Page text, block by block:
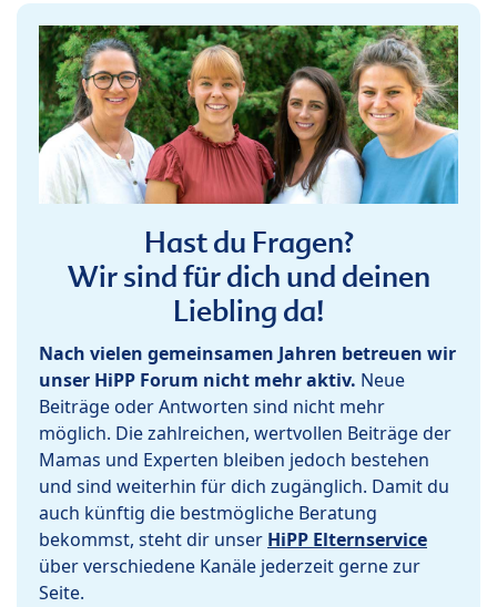
Hast du Fragen?
Wir sind für dich und deinen
Liebling da!
Nach vielen gemeinsamen Jahren betreuen wir
unser HiPP Forum nicht mehr aktiv. Neue
Beiträge oder Antworten sind nicht mehr
möglich. Die zahlreichen, wertvollen Beiträge der
Mamas und Experten bleiben jedoch bestehen
und sind weiterhin für dich zugänglich. Damit du
auch künftig die bestmögliche Beratung
bekommst, steht dir unser HiPP Elternservice
über verschiedene Kanäle jederzeit gerne zur
Seite.